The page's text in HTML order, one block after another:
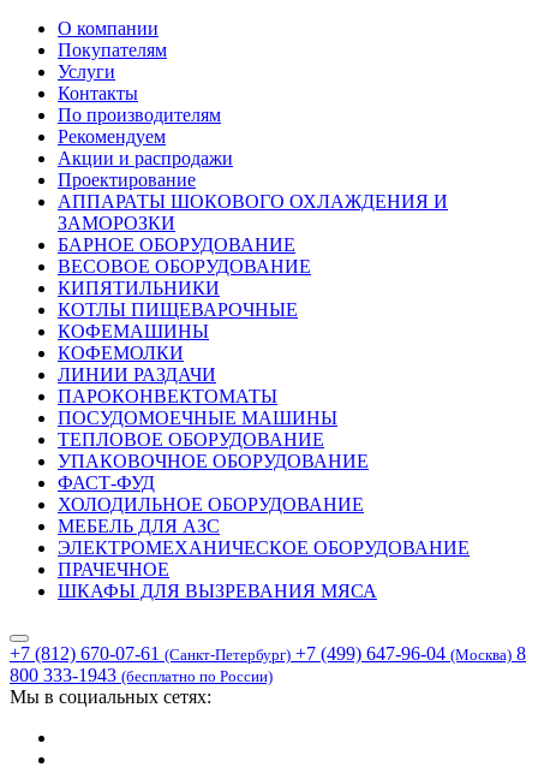
О компании
Покупателям
Услуги
Контакты
По производителям
Рекомендуем
Акции и распродажи
Проектирование
АППАРАТЫ ШОКОВОГО ОХЛАЖДЕНИЯ И
ЗАМОРОЗКИ
БАРНОЕ ОБОРУДОВАНИЕ
ВЕСОВОЕ ОБОРУДОВАНИЕ
КИПЯТИЛЬНИКИ
КОТЛЫ ПИЩЕВАРОЧНЫЕ
КОФЕМАШИНЫ
КОФЕМОЛКИ
ЛИНИИ РАЗДАЧИ
ПАРОКОНВЕКТОМАТЫ
ПОСУДОМОЕЧНЫЕ МАШИНЫ
ТЕПЛОВОЕ ОБОРУДОВАНИЕ
УПАКОВОЧНОЕ ОБОРУДОВАНИЕ
ФАСТ-ФУД
ХОЛОДИЛЬНОЕ ОБОРУДОВАНИЕ
МЕБЕЛЬ ДЛЯ АЗС
ЭЛЕКТРОМЕХАНИЧЕСКОЕ ОБОРУДОВАНИЕ
ПРАЧЕЧНОЕ
ШКАФЫ ДЛЯ ВЫЗРЕВАНИЯ МЯСА
+7 (812) 670-07-61 (Санкт-Петербург) +7 (499) 647-96-04 (Москва) 8
800 333-1943 (бесплатно по России)
Мы в социальных сетях: